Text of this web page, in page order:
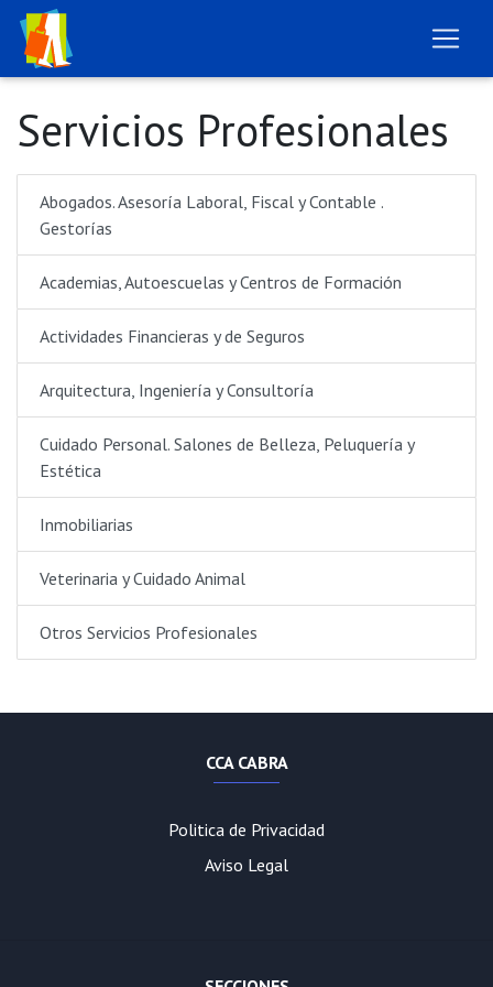
Servicios Profesionales
Abogados. Asesoría Laboral, Fiscal y Contable .
Gestorías
Academias, Autoescuelas y Centros de Formación
Actividades Financieras y de Seguros
Arquitectura, Ingeniería y Consultoría
Cuidado Personal. Salones de Belleza, Peluquería y
Estética
Inmobiliarias
Veterinaria y Cuidado Animal
Otros Servicios Profesionales
CCA CABRA
Politica de Privacidad
Aviso Legal